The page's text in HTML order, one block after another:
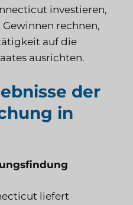
investieren,
rechnen,
auf die
ausrichten.
der
in
liefert